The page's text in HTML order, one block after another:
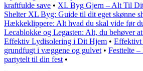
kraftfulde save • XL Byg Gjern – Alt Til
Shelter XL Byg: Guide til dit eget skønne
Hækkeklippere: Alt hvad du skal vide før
Lecablokke og Legasten: Alt, du behøver
Effektiv Lydisolering i Dit Hjem • Effektivt
grundfugt i væggene og gulvet • Festtelte
partytelt til din fest •